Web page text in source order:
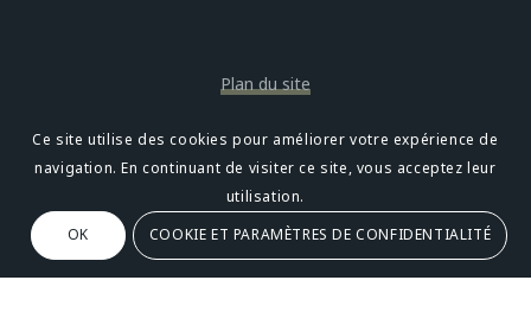
Plan du site
Mentions légales
Confidentialité
Oméni2, avenue Léonard de Vinci 33600 PESSAC
Ce site utilise des cookies pour améliorer votre expérience de
navigation. En continuant de visiter ce site, vous acceptez leur
utilisation.
OK
COOKIE ET PARAMÈTRES DE CONFIDENTIALITÉ